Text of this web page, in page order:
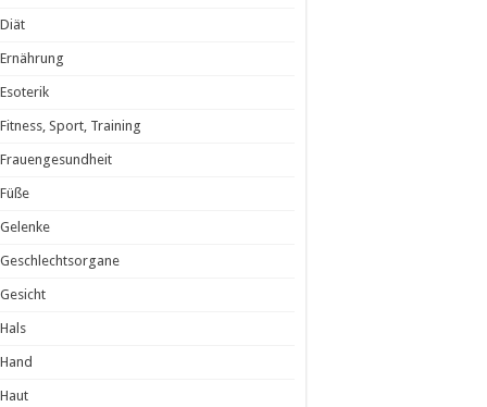
Diät
Ernährung
Esoterik
Fitness, Sport, Training
Frauengesundheit
Füße
Gelenke
Geschlechtsorgane
Gesicht
Hals
Hand
Haut